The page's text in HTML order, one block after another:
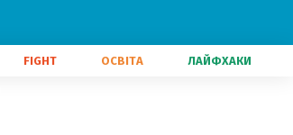
FIGHT ОСВІТА ЛАЙФХАКИ